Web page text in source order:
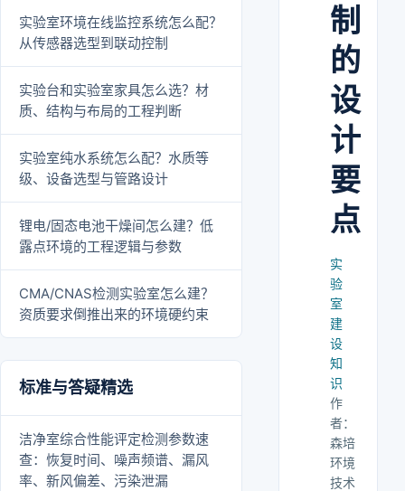
实验室环境在线监控系统怎么配？
从传感器选型到联动控制
实验台和实验室家具怎么选？材
质、结构与布局的工程判断
实验室纯水系统怎么配？水质等
级、设备选型与管路设计
锂电/固态电池干燥间怎么建？低
露点环境的工程逻辑与参数
CMA/CNAS检测实验室怎么建？
资质要求倒推出来的环境硬约束
标准与答疑精选
洁净室综合性能评定检测参数速
查：恢复时间、噪声频谱、漏风
率、新风偏差、污染泄漏
制
的
设
计
要
点
实
验
室
建
设
知
识
作
者：
森培
环境
技术